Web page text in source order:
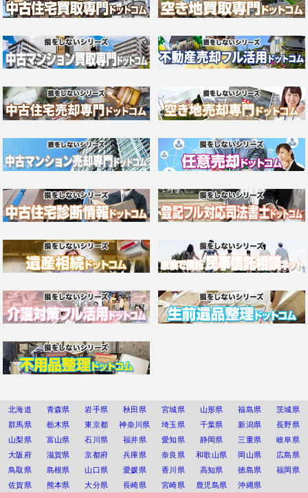
北海道 青森県 岩手県 秋田県 宮城県 山形県 福島県
茨城県
群馬県
栃木県 東京都 神奈川県 埼玉県 千葉県 新潟県
長野県
山梨県
富山県 石川県 福井県 愛知県 静岡県 三重県
岐阜県
大阪府
滋賀県 京都府 兵庫県 奈良県 和歌山県 岡山県
広島県
鳥取県
島根県 山口県 愛媛県 香川県 高知県 徳島県
福岡県
佐賀県
熊本県 大分県 長崎県 宮崎県 鹿児島県 沖縄県